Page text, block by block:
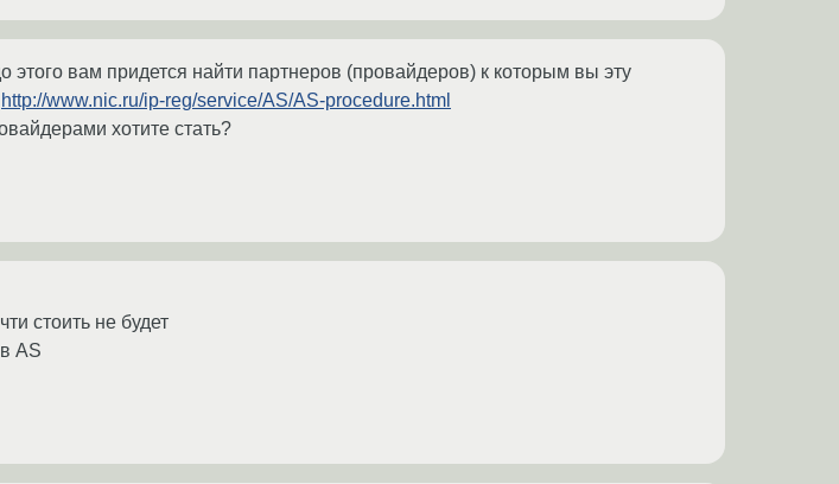
этого вам придется найти партнеров (провайдеров) к которым вы эту
http://www.nic.ru/ip-reg/service/AS/AS-procedure.html
хотите стать?
стоить не будет
AS